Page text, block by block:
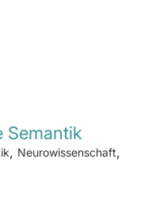
Semantik
, Neurowissenschaft,